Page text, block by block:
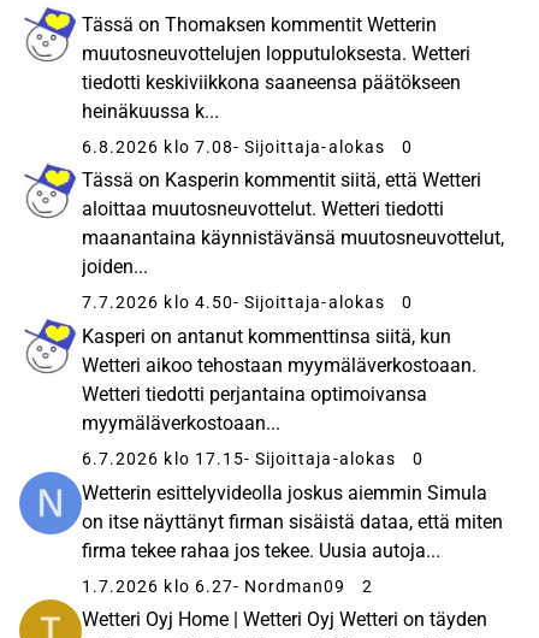
Tässä on Thomaksen kommentit Wetterin
muutosneuvottelujen lopputuloksesta. Wetteri
tiedotti keskiviikkona saaneensa päätökseen
heinäkuussa k...
6.8.2026 klo 7.08- Sijoittaja-alokas 0
Tässä on Kasperin kommentit siitä, että Wetteri
aloittaa muutosneuvottelut. Wetteri tiedotti
maanantaina käynnistävänsä muutosneuvottelut,
joiden...
7.7.2026 klo 4.50- Sijoittaja-alokas 0
Kasperi on antanut kommenttinsa siitä, kun
Wetteri aikoo tehostaan myymäläverkostoaan.
Wetteri tiedotti perjantaina optimoivansa
myymäläverkostoaan...
6.7.2026 klo 17.15- Sijoittaja-alokas 0
Wetterin esittelyvideolla joskus aiemmin Simula
on itse näyttänyt firman sisäistä dataa, että miten
firma tekee rahaa jos tekee. Uusia autoja...
1.7.2026 klo 6.27- Nordman09 2
Wetteri Oyj Home | Wetteri Oyj Wetteri on täyden